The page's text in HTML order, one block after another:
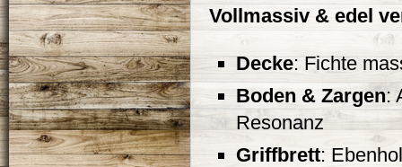
Vollmassiv & edel
Decke: Fichte
Boden & Zargen:
Resonanz
Griffbrett: